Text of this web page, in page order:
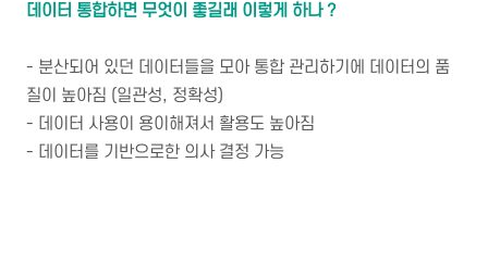
데이터 통합하면 무엇이 좋길래 이렇게 하나 ?
- 분산되어 있던 데이터들을 모아 통합 관리하기에 데이터의 품
질이 높아짐 (일관성, 정확성)
- 데이터 사용이 용이해져서 활용도 높아짐
- 데이터를 기반으로한 의사 결정 가능